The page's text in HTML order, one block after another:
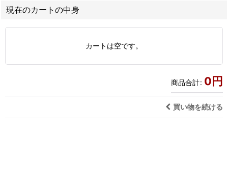
現在のカートの中身
カートは空です。
商品合計: 0円
買い物を続ける